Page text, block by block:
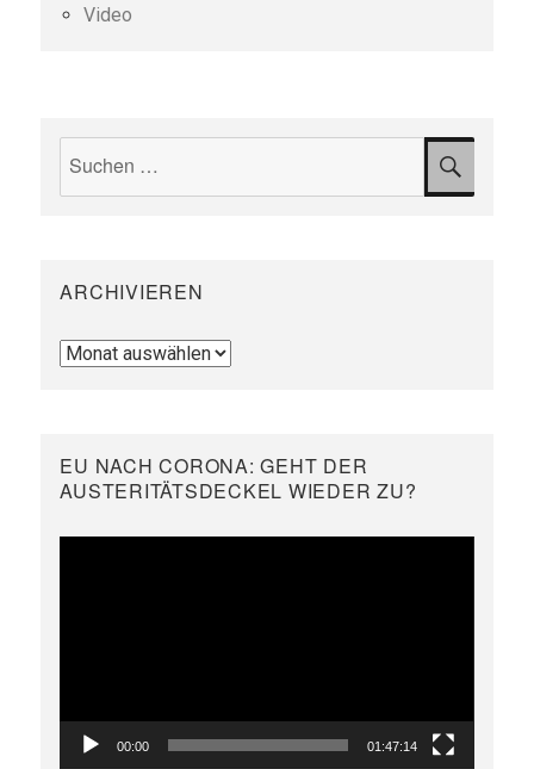
Video
ARCHIVIEREN
Archivieren
EU NACH CORONA: GEHT DER
AUSTERITÄTSDECKEL WIEDER ZU?
00:00 01:47:14